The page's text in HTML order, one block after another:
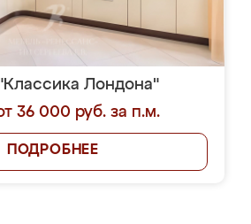
Лондона"
36 000 руб. за п.м.
ПОДРОБНЕЕ